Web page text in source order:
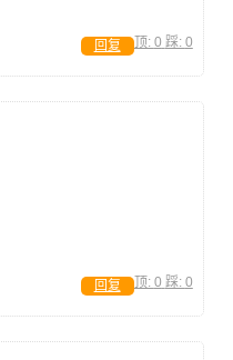
顶: 0 踩: 0
回复
顶: 0 踩: 0
回复